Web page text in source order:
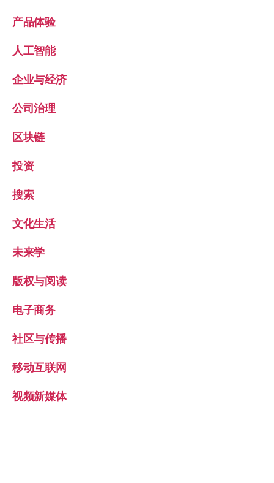
产品体验
人工智能
企业与经济
公司治理
区块链
投资
搜索
文化生活
未来学
版权与阅读
电子商务
社区与传播
移动互联网
视频新媒体